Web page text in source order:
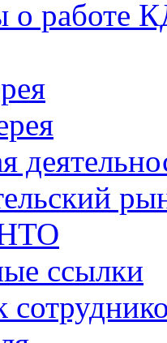
о работе
ссылки